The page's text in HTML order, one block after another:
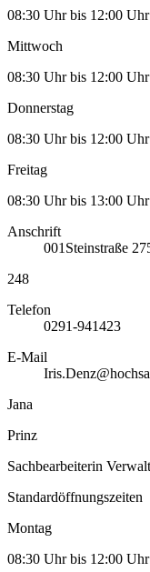
08:30 Uhr bis 12:00
Mittwoch
08:30 Uhr bis 12:00
Donnerstag
08:30 Uhr bis 12:00
Freitag
08:30 Uhr bis 13:00 Uhr
Anschrift
001 Steinstraße 27
248
Telefon
0291-941423
E-Mail
Jana
Prinz
Sachbearbeiterin
Standardöffnungszeiten
Montag
08:30 Uhr bis 12:00